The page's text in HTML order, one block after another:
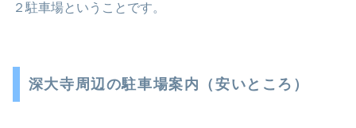
２駐車場ということです。
深大寺周辺の駐車場案内（安いところ）